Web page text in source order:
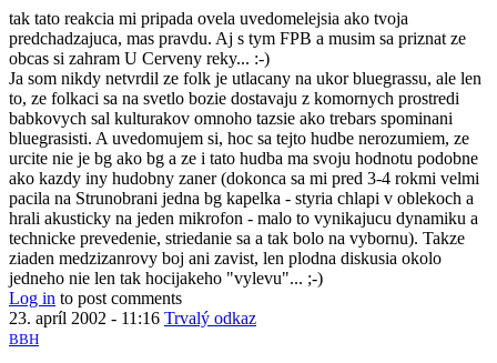
tak tato reakcia mi pripada ovela uvedomelejsia ako tvoja
predchadzajuca, mas pravdu. Aj s tym FPB a musim sa priznat ze
obcas si zahram U Cerveny reky... :-)
Ja som nikdy netvrdil ze folk je utlacany na ukor bluegrassu, ale len
to, ze folkaci sa na svetlo bozie dostavaju z komornych prostredi
babkovych sal kulturakov omnoho tazsie ako trebars spominani
bluegrasisti. A uvedomujem si, hoc sa tejto hudbe nerozumiem, ze
urcite nie je bg ako bg a ze i tato hudba ma svoju hodnotu podobne
ako kazdy iny hudobny zaner (dokonca sa mi pred 3-4 rokmi velmi
pacila na Strunobrani jedna bg kapelka - styria chlapi v oblekoch a
hrali akusticky na jeden mikrofon - malo to vynikajucu dynamiku a
technicke prevedenie, striedanie sa a tak bolo na vybornu). Takze
ziaden medzizanrovy boj ani zavist, len plodna diskusia okolo
jedneho nie len tak hocijakeho "vylevu"... ;-)
Log in to post comments
23. apríl 2002 - 11:16 Trvalý odkaz
BBH